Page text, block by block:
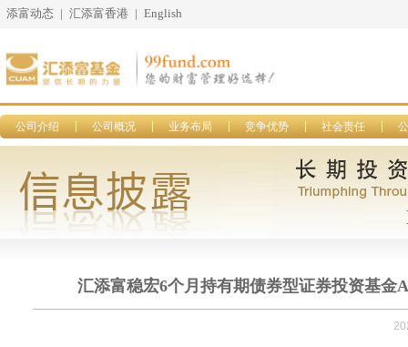
添富动态 | 汇添富香港 | English
公司介绍 公司概况 业务布局 竞争优势 社会责任
汇添富稳宏6个月持有期债券型证券投资基金